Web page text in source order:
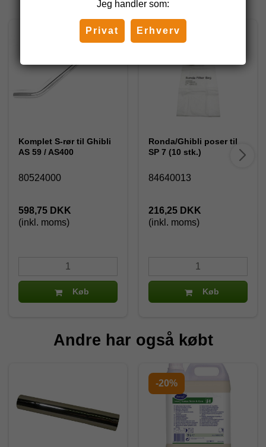
Komplet S-rør til Ghibli
AS 59 / AS400
80524000
598,75 DKK
(inkl. moms)
Køb
Ronda/Ghibli poser til
SP 7 (10 stk.)
84640013
216,25 DKK
(inkl. moms)
Køb
Andre har også købt
-20%
Jeg handler som:
Privat Erhverv